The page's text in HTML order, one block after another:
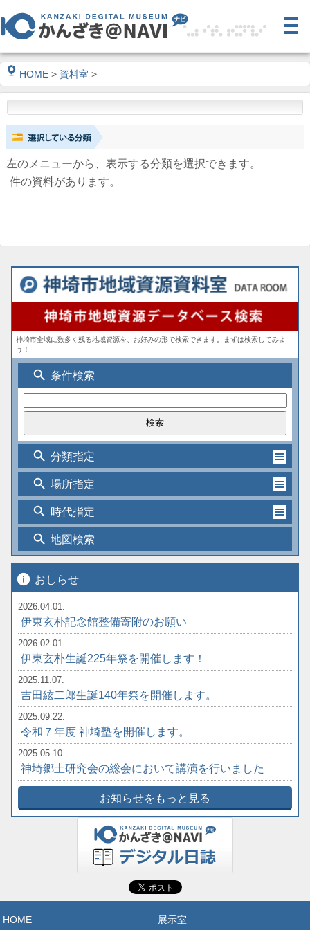
HOME > 資料室 >
左のメニューから、表示する分類を選択できます。
件の資料があります。
神埼市全域に数多く残る地域資源を、お好みの形で検索できます。まずは検索してみよ
う！
search 条件検索
search 分類指定
search 場所指定
search 時代指定
search 地図検索
info おしらせ
2026.04.01.
伊東玄朴記念館整備寄附のお願い
2026.02.01.
伊東玄朴生誕225年祭を開催します！
2025.11.07.
吉田絃二郎生誕140年祭を開催します。
2025.09.22.
令和７年度 神埼塾を開催します。
2025.05.10.
神埼郷土研究会の総会において講演を行いました
お知らせをもっと見る
HOME 展示室